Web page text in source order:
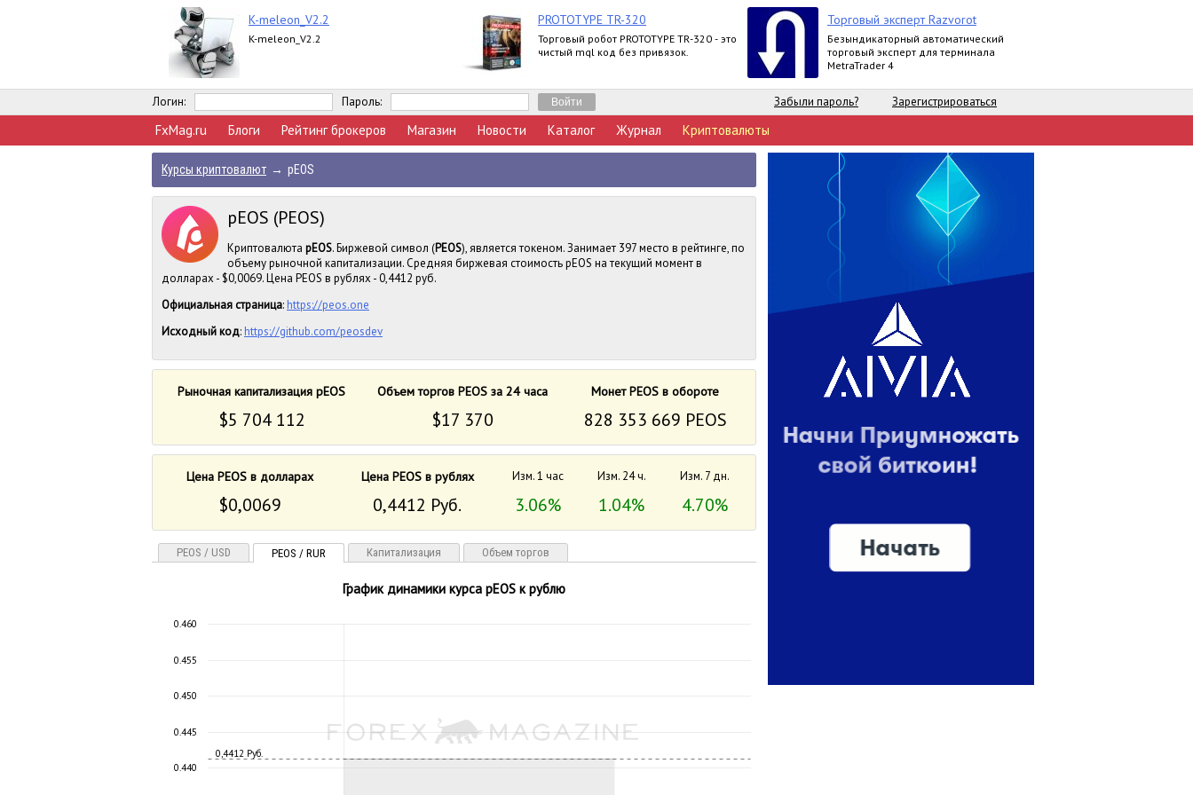
K-meleon_V2.2
K-meleon_V2.2
PROTOTYPE TR-320
Торговый робот PROTOTYPE TR-320 - это
чистый mql код без привязок.
Торговый эксперт Razvorot
Безындикаторный автоматический
торговый эксперт для терминала
MetraTrader 4
Логин: Пароль: Забыли пароль? Зарегистрироваться
FxMag.ru Блоги Рейтинг брокеров Магазин Новости Каталог Журнал Криптовалюты
Курсы криптовалют → pEOS
pEOS (PEOS)
Криптовалюта pEOS. Биржевой символ (PEOS), является токеном. Занимает 397 место в рейтинге, по
объему рыночной капитализации. Средняя биржевая стоимость pEOS на текущий момент в
долларах - $0,0069. Цена PEOS в рублях - 0,4412 руб.
Официальная страница: https://peos.one
Исходный код: https://github.com/peosdev
Рыночная капитализация pEOS Объем торгов PEOS за 24 часа Монет PEOS в обороте
$5 704 112 $17 370 828 353 669 PEOS
Цена PEOS в долларах Цена PEOS в рублях Изм. 1 час Изм. 24 ч. Изм. 7 дн.
$0,0069 0,4412 Руб. 3.06% 1.04% 4.70%
PEOS / USD PEOS / RUR Капитализация Объем торгов
График динамики курса pEOS к рублю
0,4412 Руб.
0.440
0.445
0.450
0.455
0.460